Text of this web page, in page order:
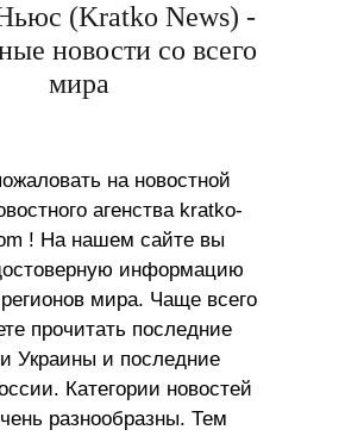
(Kratko News) -
новости со всего
мира
на новостной
агенства kratko-
! На нашем сайте вы
информацию
мира. Чаще всего
прочитать последние
Украины и последние
Категории новостей
разнообразны. Тем